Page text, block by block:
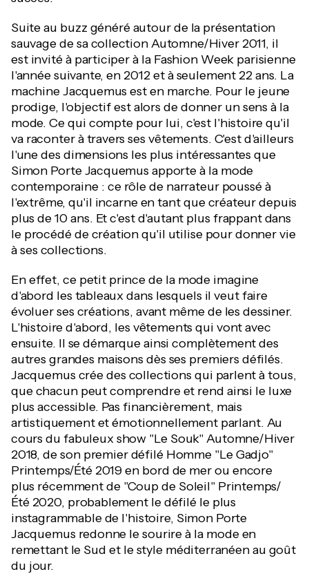
Suite au buzz généré autour de la présentation
sauvage de sa collection Automne/Hiver 2011, il
est invité à participer à la Fashion Week parisienne
l'année suivante, en 2012 et à seulement 22 ans. La
machine Jacquemus est en marche. Pour le jeune
prodige, l'objectif est alors de donner un sens à la
mode. Ce qui compte pour lui, c'est l'histoire qu'il
va raconter à travers ses vêtements. C'est d'ailleurs
l'une des dimensions les plus intéressantes que
Simon Porte Jacquemus apporte à la mode
contemporaine : ce rôle de narrateur poussé à
l'extrême, qu'il incarne en tant que créateur depuis
plus de 10 ans. Et c'est d'autant plus frappant dans
le procédé de création qu'il utilise pour donner vie
à ses collections.
En effet, ce petit prince de la mode imagine
d'abord les tableaux dans lesquels il veut faire
évoluer ses créations, avant même de les dessiner.
L'histoire d'abord, les vêtements qui vont avec
ensuite. Il se démarque ainsi complètement des
autres grandes maisons dès ses premiers défilés.
Jacquemus crée des collections qui parlent à tous,
que chacun peut comprendre et rend ainsi le luxe
plus accessible. Pas financièrement, mais
artistiquement et émotionnellement parlant. Au
cours du fabuleux show "Le Souk" Automne/Hiver
2018, de son premier défilé Homme "Le Gadjo"
Printemps/Été 2019 en bord de mer ou encore
plus récemment de "Coup de Soleil" Printemps/
Été 2020, probablement le défilé le plus
instagrammable de l'histoire, Simon Porte
Jacquemus redonne le sourire à la mode en
remettant le Sud et le style méditerranéen au goût
du jour.